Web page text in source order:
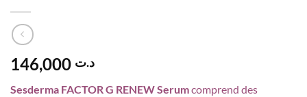
د.ت
Sesderma FACTOR G RENEW Serumcomprend des